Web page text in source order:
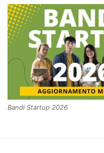
Bandi Startup 2026